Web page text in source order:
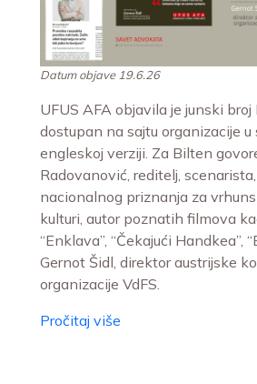
Datum objave 19.6.26
UFUS AFA objavila je junski
dostupan na sajtu organizacije u
engleskoj verziji. Za Bilten
Radovanović, reditelj,
nacionalnog priznanja za
kulturi, autor poznatih filmova
“Enklava”, “Čekajući Handkea”,
Gernot Šidl, direktor austrijske
organizacije VdFS.
Pročitaj više